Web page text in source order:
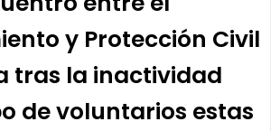
y Protección Civil
tras la inactividad
de voluntarios estas